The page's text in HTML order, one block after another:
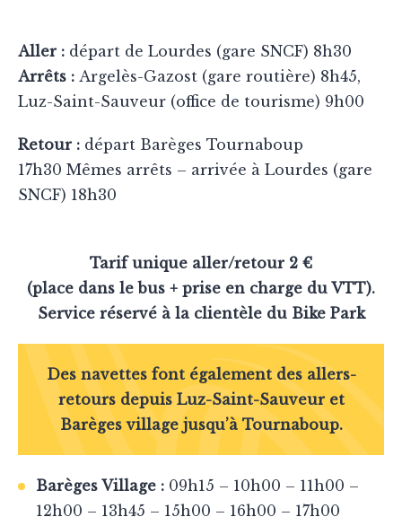
Aller : départ de Lourdes (gare SNCF) 8h30
Arrêts : Argelès-Gazost (gare routière) 8h45,
Luz-Saint-Sauveur (office de tourisme) 9h00
Retour : départ Barèges Tournaboup
17h30 Mêmes arrêts – arrivée à Lourdes (gare
SNCF) 18h30
Tarif unique aller/retour 2 €
(place dans le bus + prise en charge du VTT).
Service réservé à la clientèle du Bike Park
Des navettes font également des allers-
retours depuis Luz-Saint-Sauveur et
Barèges village jusqu’à Tournaboup.
Barèges Village : 09h15 – 10h00 – 11h00 –
12h00 – 13h45 – 15h00 – 16h00 – 17h00